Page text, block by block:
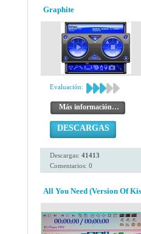
Graphite
Evaluación:
Más información…
DESCARGAS
Descargas: 41413
Comentarios: 0
All You Need (Version Of